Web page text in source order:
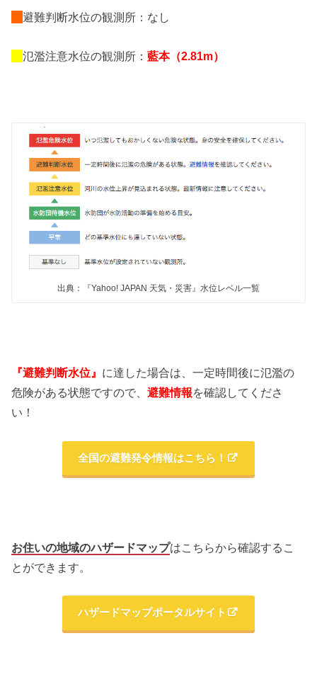
避難判断水位の観測所：なし
氾濫注意水位の観測所：藍本（2.81m）
出典：『Yahoo! JAPAN 天気・災害』水位レベル一覧
『避難判断水位』 に達した場合は、一定時間後に氾濫の
危険がある状態ですので、避難情報を確認してくださ
い！
全国の避難発令情報はこちら！
お住いの地域のハザードマップはこちらから確認するこ
とができます。
ハザードマップポータルサイト